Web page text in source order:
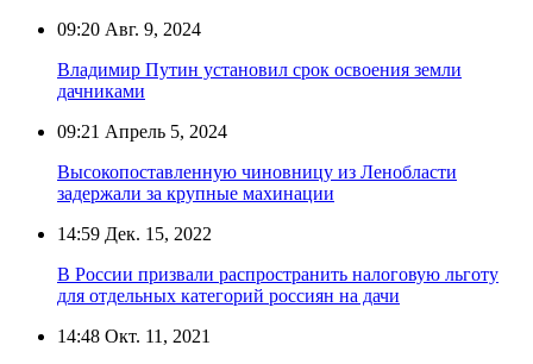
09:20 Авг. 9, 2024
Владимир Путин установил срок освоения земли
дачниками
09:21 Апрель 5, 2024
Высокопоставленную чиновницу из Ленобласти
задержали за крупные махинации
14:59 Дек. 15, 2022
В России призвали распространить налоговую льготу
для отдельных категорий россиян на дачи
14:48 Окт. 11, 2021